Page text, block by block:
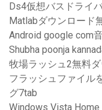
Ds4仮想バスドライ
Matlabダウンロード
Android google com
Shubha poonja
牧場ラッシュ2無料
フラッシュファイル
グ7tab
Windows Vista